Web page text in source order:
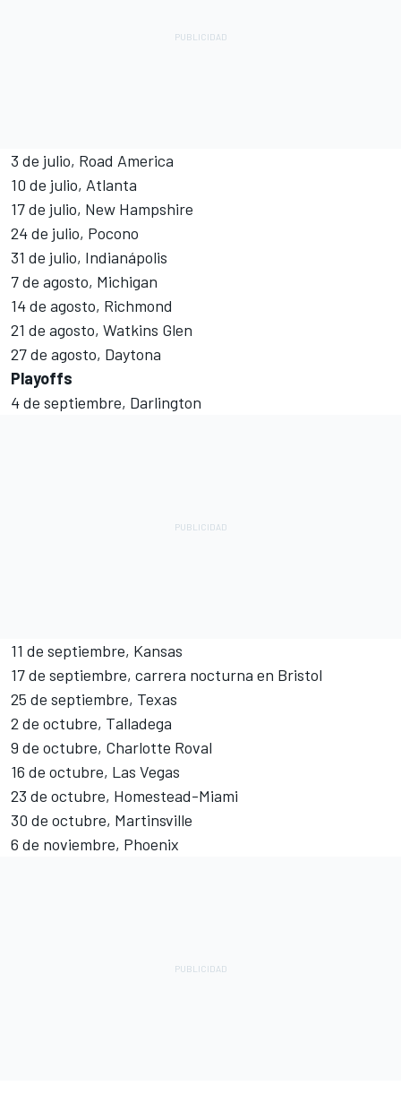
3 de julio, Road America
10 de julio, Atlanta
17 de julio, New Hampshire
24 de julio, Pocono
31 de julio, Indianápolis
7 de agosto, Michigan
14 de agosto, Richmond
21 de agosto, Watkins Glen
27 de agosto, Daytona
Playoffs
4 de septiembre, Darlington
11 de septiembre, Kansas
17 de septiembre, carrera nocturna en Bristol
25 de septiembre, Texas
2 de octubre, Talladega
9 de octubre, Charlotte Roval
16 de octubre, Las Vegas
23 de octubre, Homestead-Miami
30 de octubre, Martinsville
6 de noviembre, Phoenix